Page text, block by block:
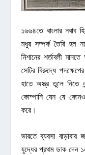
১৬৬৪তে বাংলার নবাব
মধুর সম্পর্ক তৈরি হল
নিশানের শর্তাবলী
সেটির বিরুদ্ধে
হাতে অস্ত্র তুলে নিতে
কোম্পানি যেন যে কোনও
করে।
ভারতে ব্যবসা
যুদ্ধের প্রথম ডাক দেন